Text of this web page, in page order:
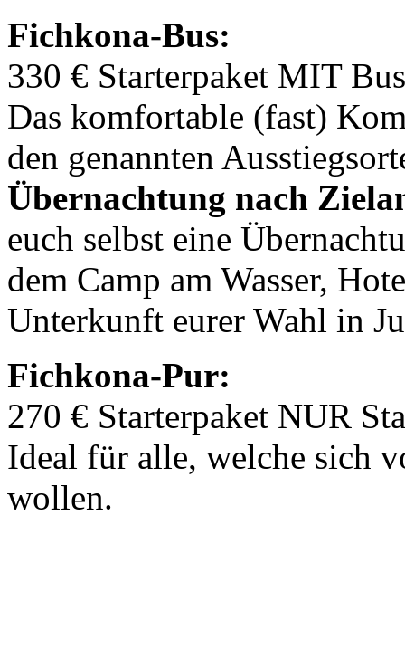
Fichkona-Bus:
330 € Starterpaket MIT
Das komfortable (fast)
den genannten
Übernachtung nach
euch selbst eine
dem Camp am Wasser,
Unterkunft eurer Wahl in
Fichkona-Pur:
270 € Starterpaket NUR
Ideal für alle, welche sich
wollen.